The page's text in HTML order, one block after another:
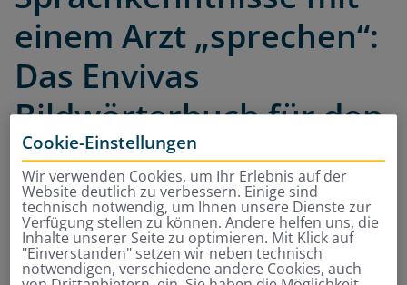
einem Arzt „sprechen“:
Das Envivas
Bildwörterbuch für den
Notfall
Was, wenn im Urlaub eine medizinische Notlage
eintritt und Sie die Landessprache nicht
sprechen? Wie einem Arzt mitteilen, wo Sie
Cookie-Einstellungen
Wir verwenden Cookies, um Ihr Erlebnis auf der
Website deutlich zu verbessern. Einige sind
technisch notwendig, um Ihnen unsere Dienste zur
Verfügung stellen zu können. Andere helfen uns, die
Inhalte unserer Seite zu optimieren. Mit Klick auf
"Einverstanden" setzen wir neben technisch
notwendigen, verschiedene andere Cookies, auch